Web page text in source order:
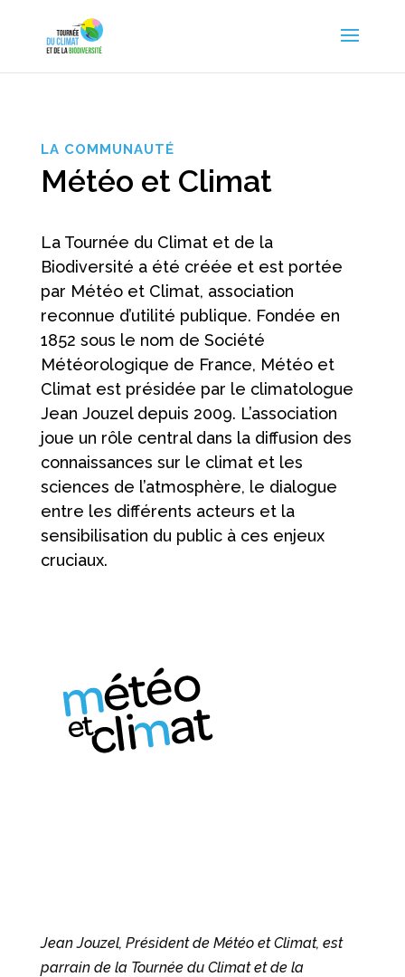
LA COMMUNAUTÉ
Météo et Climat
La Tournée du Climat et de la
Biodiversité a été créée et est portée
par Météo et Climat, association
reconnue d’utilité publique. Fondée en
1852 sous le nom de Société
Météorologique de France, Météo et
Climat est présidée par le climatologue
Jean Jouzel depuis 2009. L’association
joue un rôle central dans la diffusion des
connaissances sur le climat et les
sciences de l’atmosphère, le dialogue
entre les différents acteurs et la
sensibilisation du public à ces enjeux
cruciaux.
Jean Jouzel, Président de Météo et Climat, est
parrain de la Tournée du Climat et de la